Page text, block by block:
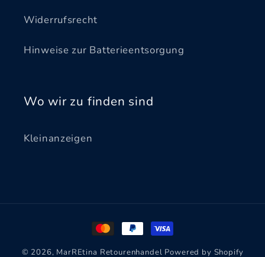
Widerrufsrecht
Hinweise zur Batterieentsorgung
Wo wir zu finden sind
Kleinanzeigen
Zahlungsmethoden
© 2026, MarREtina Retourenhandel Powered by Shopify